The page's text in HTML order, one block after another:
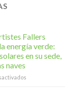
Fallers
energía verde:
en su sede,
naves